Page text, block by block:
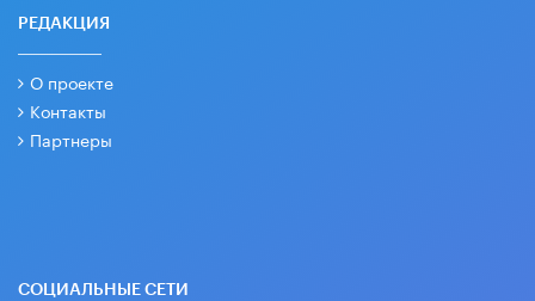
РЕДАКЦИЯ
О проекте
Контакты
Партнеры
СОЦИАЛЬНЫЕ СЕТИ